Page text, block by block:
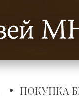
ПОКУПКА